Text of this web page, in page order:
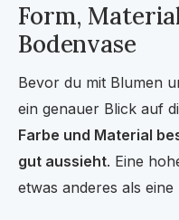
Form,
Bodenvase
Bevor du mit Blumen
ein genauer Blick auf
Farbe und Material
gut aussieht. Eine
etwas anderes als